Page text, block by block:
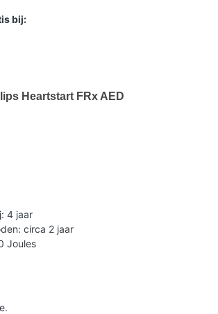
bij:
Heartstart FRx AED
4 jaar
circa 2 jaar
Joules